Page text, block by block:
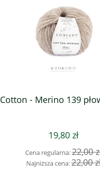
Cotton - Merino 139
19,80 zł
Cena regularna:22,00
Najniższa cena:22,00